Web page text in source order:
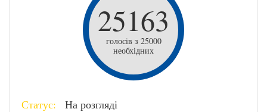
25163
голосів з 25000
необхідних
Статус: На розгляді